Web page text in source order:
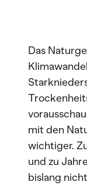
Das
mit den
wichtiger.
und zu
bislang